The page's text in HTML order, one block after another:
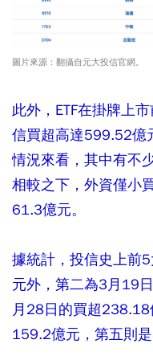
圖片來源：翻攝自元大投信官網。
此外，ETF在掛牌上
信買超高達599.52億
情況來看，其中有不
相較之下，外資僅小
61.3億元。
據統計，投信史上前
元外，第二為3月19
月28日的買超
159.2億元，第五則